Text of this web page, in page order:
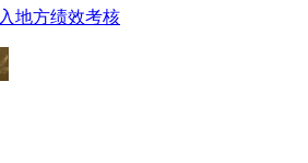
地方绩效考核